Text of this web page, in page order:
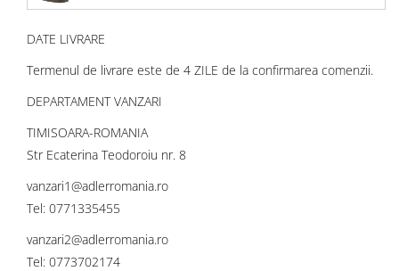
DATE LIVRARE
Termenul de livrare este de 4 ZILE de la confirmarea comenzii.
DEPARTAMENT VANZARI
TIMISOARA-ROMANIA
Str Ecaterina Teodoroiu nr. 8
vanzari1@adlerromania.ro
Tel: 0771335455
vanzari2@adlerromania.ro
Tel: 0773702174